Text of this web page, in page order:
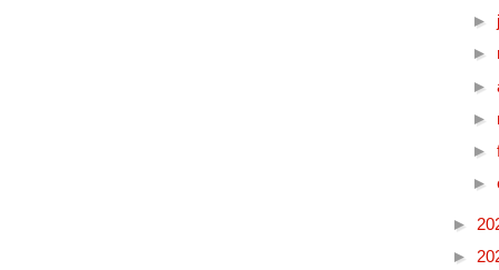
►
►
►
►
►
►
►
►